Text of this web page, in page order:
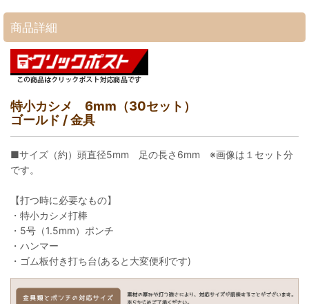
商品詳細
特小カシメ 6mm（30セット）
ゴールド / 金具
■サイズ（約）頭直径5mm 足の長さ6mm ※画像は１セット分
です。
【打つ時に必要なもの】
・特小カシメ打棒
・5号（1.5mm）ポンチ
・ハンマー
・ゴム板付き打ち台(あると大変便利です)